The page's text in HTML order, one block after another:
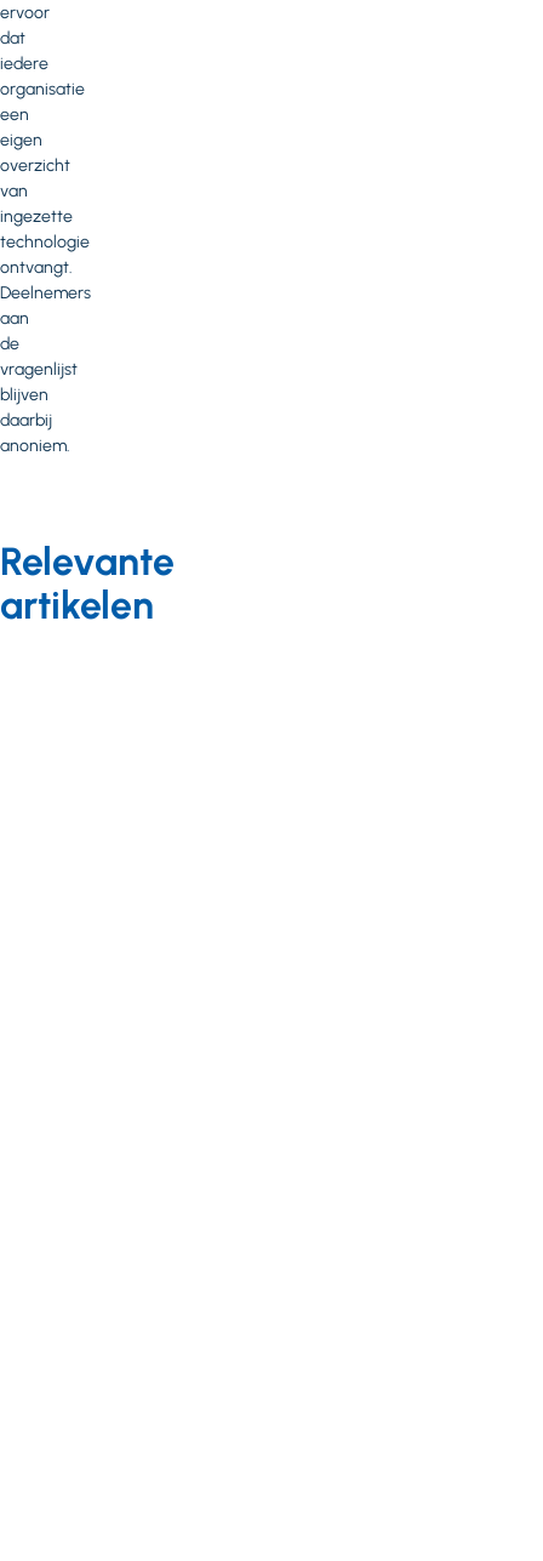
ervoor
dat
iedere
organisatie
een
eigen
overzicht
van
ingezette
technologie
ontvangt.
Deelnemers
aan
de
vragenlijst
blijven
daarbij
anoniem.
Relevante
artikelen